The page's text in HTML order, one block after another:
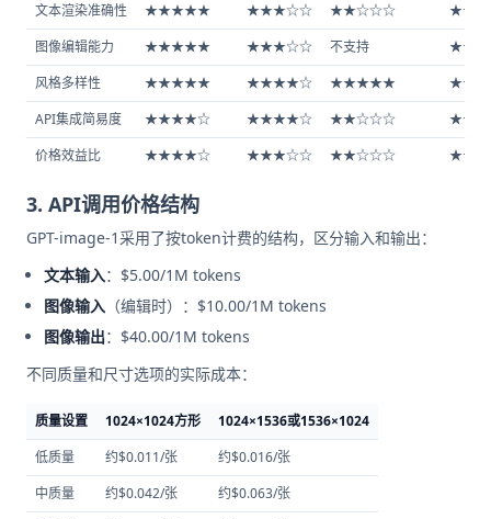
文本渲染准确性
★★★★★ ★★★☆☆ ★★☆☆☆
图像编辑能力
★★★★★ ★★★☆☆ 不支持
风格多样性
★★★★★ ★★★★☆ ★★★★★
API集成简易度
★★★★☆ ★★★★☆ ★★☆☆☆
价格效益比
★★★★☆ ★★★☆☆ ★★☆☆☆
3. API调用价格结构
GPT-image-1采用了按token计费的结构，区分输入和输出：
文本输入：$5.00/1M tokens
图像输入 （编辑时）：$10.00/1M tokens
图像输出：$40.00/1M tokens
不同质量和尺寸选项的实际成本：
质量设置 1024×1024方形
1024×1536或1536×1024
低质量
约$0.011/张
约$0.016/张
中质量
约$0.042/张
约$0.063/张